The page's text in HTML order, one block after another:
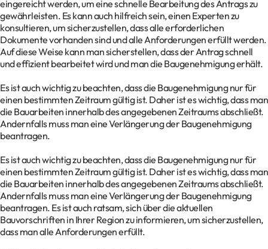
eingereicht werden, um eine schnelle Bearbeitung des Antrags zu
gewährleisten. Es kann auch hilfreich sein, einen Experten zu
konsultieren, um sicherzustellen, dass alle erforderlichen
Dokumente vorhanden sind und alle Anforderungen erfüllt werden.
Auf diese Weise kann man sicherstellen, dass der Antrag schnell
und effizient bearbeitet wird und man die Baugenehmigung erhält.
Es ist auch wichtig zu beachten, dass die Baugenehmigung nur für
einen bestimmten Zeitraum gültig ist. Daher ist es wichtig, dass man
die Bauarbeiten innerhalb des angegebenen Zeitraums abschließt.
Andernfalls muss man eine Verlängerung der Baugenehmigung
beantragen.
Es ist auch wichtig zu beachten, dass die Baugenehmigung nur für
einen bestimmten Zeitraum gültig ist. Daher ist es wichtig, dass man
die Bauarbeiten innerhalb des angegebenen Zeitraums abschließt.
Andernfalls muss man eine Verlängerung der Baugenehmigung
beantragen. Es ist auch ratsam, sich über die aktuellen
Bauvorschriften in Ihrer Region zu informieren, um sicherzustellen,
dass man alle Anforderungen erfüllt.